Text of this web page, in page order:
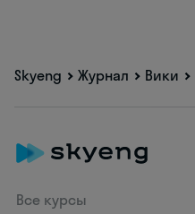
Skyeng Журнал Вики
Все курсы